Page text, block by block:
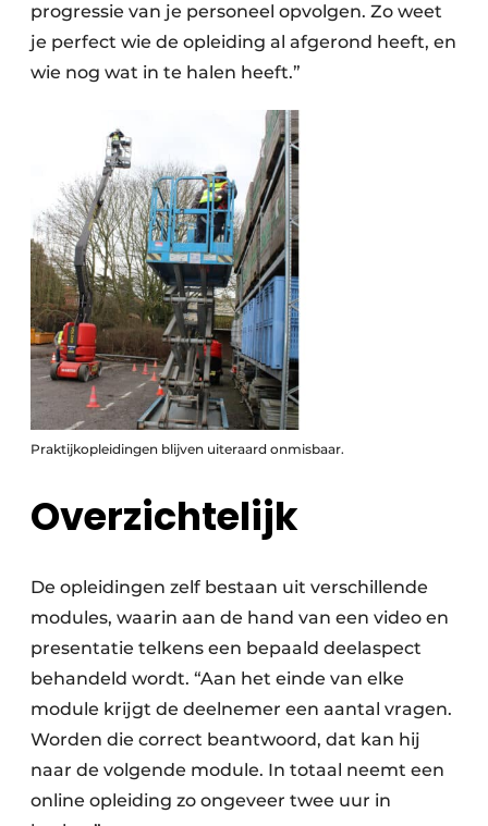
progressie van je personeel opvolgen. Zo weet
je perfect wie de opleiding al afgerond heeft, en
wie nog wat in te halen heeft.”
Praktijkopleidingen blijven uiteraard onmisbaar.
Overzichtelijk
De opleidingen zelf bestaan uit verschillende
modules, waarin aan de hand van een video en
presentatie telkens een bepaald deelaspect
behandeld wordt. “Aan het einde van elke
module krijgt de deelnemer een aantal vragen.
Worden die correct beantwoord, dat kan hij
naar de volgende module. In totaal neemt een
online opleiding zo ongeveer twee uur in